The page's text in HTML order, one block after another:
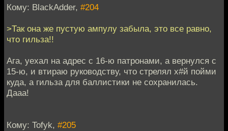
Кому: BlackAdder, #204
>Так она же пустую ампулу забыла, это все равно,
что гильза!!
Ага, уехал на адрес с 16-ю патронами, а вернулся с
15-ю, и втираю руководству, что стрелял х#й пойми
куда, а гильза для баллистики не сохранилась.
Дааа!
Кому: Tofyk, #205